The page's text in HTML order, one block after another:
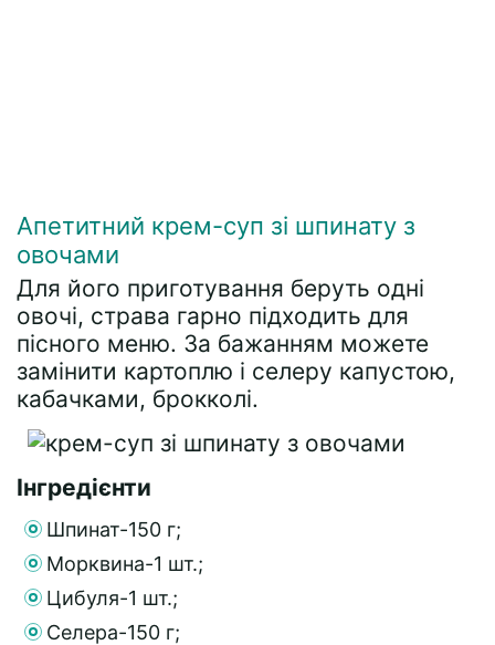
Апетитний крем-суп зі шпинату з
овочами
Для його приготування беруть одні
овочі, страва гарно підходить для
пісного меню. За бажанням можете
замінити картоплю і селеру капустою,
кабачками, брокколі.
Інгредієнти
Шпинат-150 г;
Морквина-1 шт.;
Цибуля-1 шт.;
Селера-150 г;